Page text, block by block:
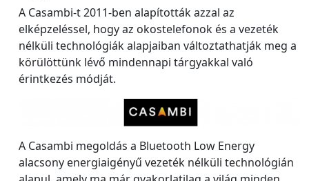
A Casambi-t 2011-ben alapították azzal az
elképzeléssel, hogy az okostelefonok és a vezeték
nélküli technológiák alapjaiban változtathatják meg a
körülöttünk lévő mindennapi tárgyakkal való
érintkezés módját.
A Casambi megoldás a Bluetooth Low Energy
alacsony energiaigényű vezeték nélküli technológián